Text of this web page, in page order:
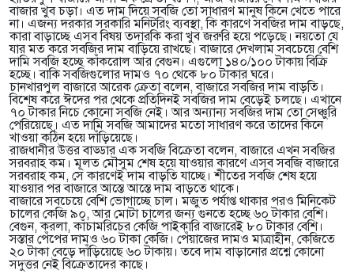
বাজার খুব চড়া। এত দাম দিয়ে সবজি তো সাধারণ মানুষ কিনে খেতে পারে
না। এজন্য দরকার সরকারি মনিটরিং ব্যবস্থা, কি কারণে সবজির দাম বাড়ছে,
কারা বাড়াচ্ছে এসব বিষয় তদারকি করা খুব জরুরি হয়ে পড়েছে। নয়তো যে
যার মত করে সবজির দাম বাড়িয়ে রাখছে। বাজারে দেখলাম সবচেয়ে বেশি
দামি সবজি হচ্ছে কাঁকরোল আর বেগুন। এগুলো ১৪০/১০০ টাকায় বিক্রি
হচ্ছে। বাকি সবজিগুলোর দামও ৭০ থেকে ৮০ টাকার ঘরে।
চানখারপুল বাজারে আরেক ক্রেতা বলেন, বাজারে সবজির দাম বাড়তি।
বিশেষ করে ঈদের পর থেকে প্রতিদিনই সবজির দাম বেড়েই চলছে। এখানে
৭০ টাকার নিচে কোনো সবজি নেই। আর অন্যান্য সবজির দাম তো সেঞ্চুরি
পেরিয়েছে। এত দামি সবজি আমাদের মতো সাধারণ করে তাদের কিনে
খাওয়া কঠিন হয়ে দাঁড়িয়েছে।
রাজধানীর উত্তর বাড্ডার এক সবজি বিক্রেতা বলেন, বাজারে এখন সবজির
সরবরাহ কম। মূলত মৌসুম শেষ হয়ে যাওয়ার কারণে এসব সবজি বাজারে
সরবরাহ কম, সে কারণেই দাম বাড়তি যাচ্ছে। শীতের সবজি শেষ হয়ে
যাওয়ার পর বাজারে আস্তে আস্তে দাম বাড়তে থাকে।
বাজারে সবচেয়ে বেশি ভোগাচ্ছে চাল। মজুত পর্যাপ্ত থাকার পরও মিনিকেট
চালের কেজি ৯০, আর মোটা চালের জন্য গুনতে হচ্ছে ৬০ টাকার বেশি।
বেগুন, করলা, কাঁচামরিচের কেজি পাইকারি বাজারেই ৮০ টাকার বেশি।
সস্তার পেঁপের দামও ৬০ টাকা কেজি। পেঁয়াজের দামও মাত্রাহীন, কেজিতে
২০ টাকা বেড়ে দাঁড়িয়েছে ৬০ টাকায়। তবে দাম বাড়ানোর প্রশ্নে কোনো
সদুত্তর নেই বিক্রেতাদের কাছে।